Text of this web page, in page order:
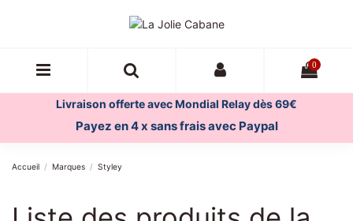
0
Livraison offerte avec Mondial Relay dès 69€
Payez en 4 x sans frais avec Paypal
Accueil Marques Styley